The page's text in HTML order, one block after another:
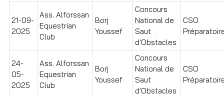
21-09-
2025
Ass. Alforssan
Equestrian
Club
Borj
Youssef
Concours
National de
Saut
d'Obstacles
CSO
24-
05-
2025
Ass. Alforssan
Equestrian
Club
Borj
Youssef
Concours
National de
Saut
d'Obstacles
CSO